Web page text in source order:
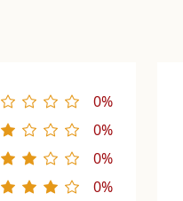
0%
0%
0%
0%